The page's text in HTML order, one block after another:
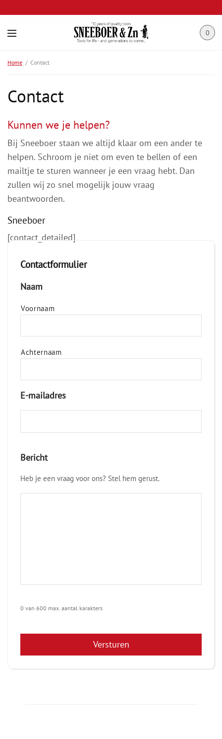
0
Home Contact
Contact
Kunnen we je helpen?
Bij Sneeboer staan we altijd klaar om een ander te
helpen. Schroom je niet om even te bellen of een
mailtje te sturen wanneer je een vraag hebt. Dan
zullen wij zo snel mogelijk jouw vraag
beantwoorden.
Sneeboer
[contact_detailed]
Contactformulier
Naam
Voornaam
Achternaam
E-mailadres
Bericht
Heb je een vraag voor ons? Stel hem gerust.
0 van 600 max. aantal karakters